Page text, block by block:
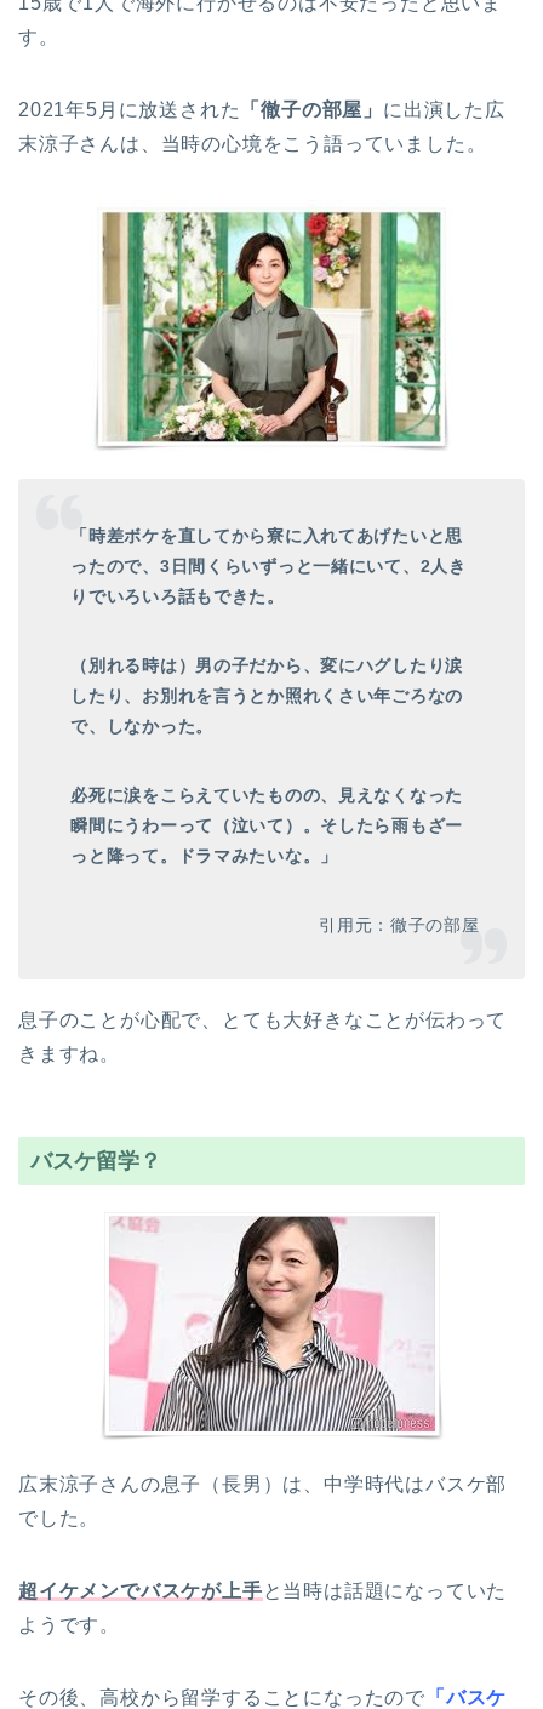
す。
2021年5月に放送された 「徹子の部屋」 に出演した広
末涼子さんは、当時の心境をこう語っていました。
「時差ボケを直してから寮に入れてあげたいと思
ったので、3日間くらいずっと一緒にいて、2人き
りでいろいろ話もできた。
（別れる時は）男の子だから、変にハグしたり涙
したり、お別れを言うとか照れくさい年ごろなの
で、しなかった。
必死に涙をこらえていたものの、見えなくなった
瞬間にうわーって（泣いて）。そしたら雨もざー
っと降って。ドラマみたいな。」
引用元：徹子の部屋
息子のことが心配で、とても大好きなことが伝わって
きますね。
バスケ留学？
広末涼子さんの息子（長男）は、中学時代はバスケ部
でした。
超イケメンでバスケが上手と当時は話題になっていた
ようです。
その後、高校から留学することになったので 「バスケ